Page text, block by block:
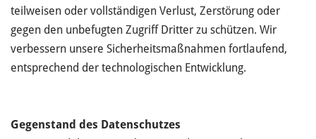
teilweisen oder vollständigen Verlust, Zerstörung oder
gegen den unbefugten Zugriff Dritter zu schützen. Wir
verbessern unsere Sicherheitsmaßnahmen fortlaufend,
entsprechend der technologischen Entwicklung.
Gegenstand des Datenschutzes